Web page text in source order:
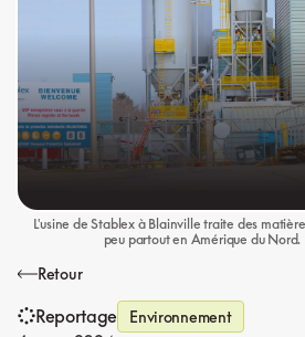
L'usine de Stablex à Blainville traite des
peu partout en Amérique du
Retour
Reportage Environnement